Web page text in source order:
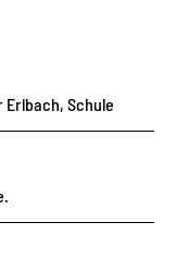
Erlbach, Schule